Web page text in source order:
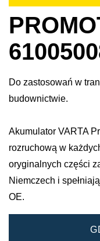
Do zastosowań w
budownictwie.
Akumulator VARTA
rozruchową w
oryginalnych części
Niemczech i
OE.